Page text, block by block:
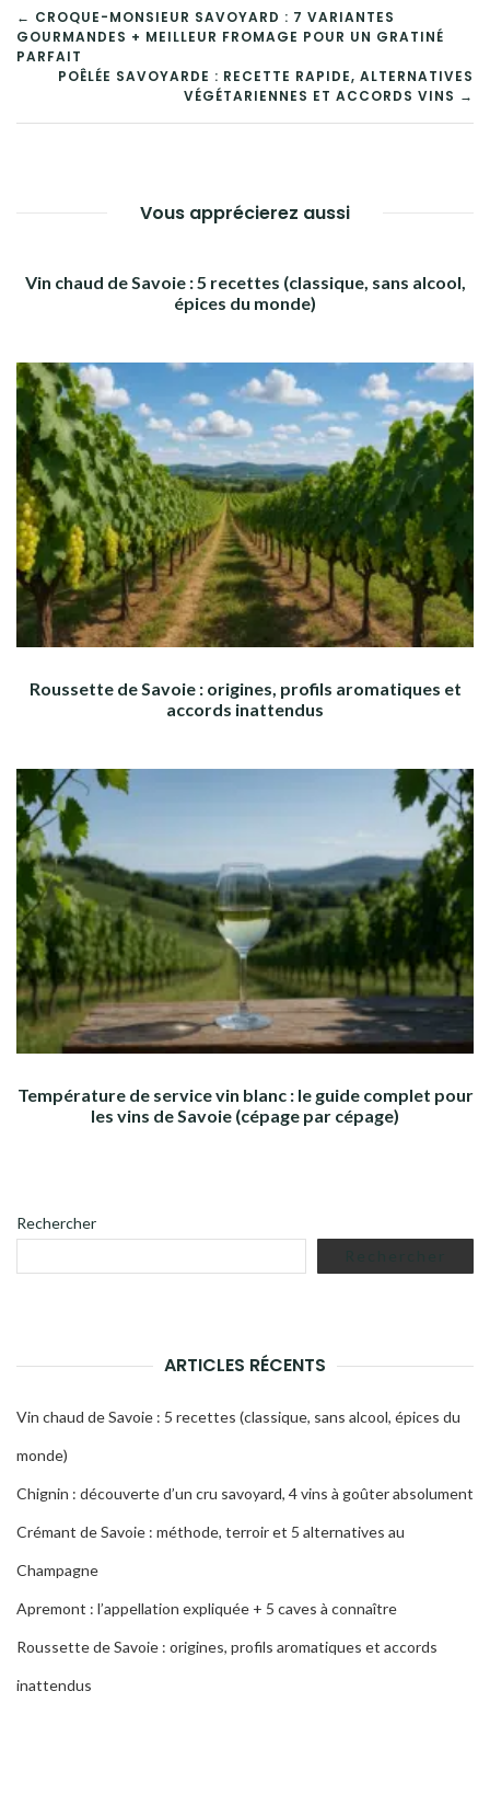
NAVIGATION
DE
L’ARTICLE
← CROQUE-MONSIEUR SAVOYARD : 7 VARIANTES
GOURMANDES + MEILLEUR FROMAGE POUR UN GRATINÉ
PARFAIT
POÊLÉE SAVOYARDE : RECETTE RAPIDE, ALTERNATIVES
VÉGÉTARIENNES ET ACCORDS VINS →
Vous apprécierez aussi
Vin chaud de Savoie : 5 recettes (classique, sans alcool,
épices du monde)
Roussette de Savoie : origines, profils aromatiques et
accords inattendus
Température de service vin blanc : le guide complet pour
les vins de Savoie (cépage par cépage)
Rechercher
ARTICLES RÉCENTS
Vin chaud de Savoie : 5 recettes (classique, sans alcool, épices du
monde)
Chignin : découverte d’un cru savoyard, 4 vins à goûter absolument
Crémant de Savoie : méthode, terroir et 5 alternatives au
Champagne
Apremont : l’appellation expliquée + 5 caves à connaître
Roussette de Savoie : origines, profils aromatiques et accords
inattendus